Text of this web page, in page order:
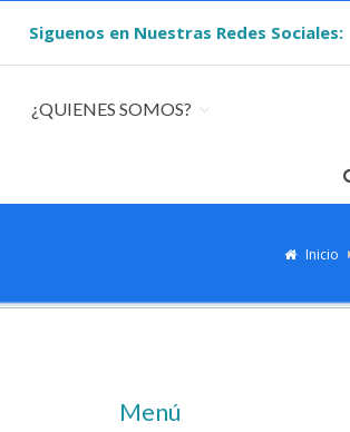
Siguenos en Nuestras Redes Sociales:
¿QUIENES SOMOS?
Inicio
Menú